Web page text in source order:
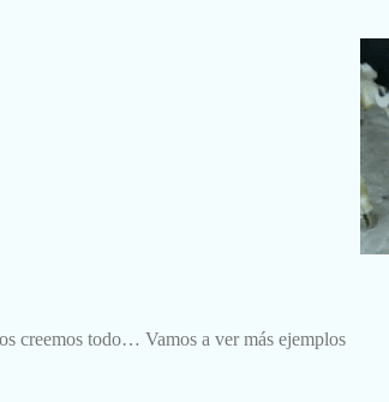
creemos todo… Vamos a ver más ejemplos